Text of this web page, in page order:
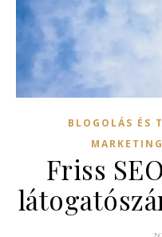
BLOGOLÁS ÉS
Friss